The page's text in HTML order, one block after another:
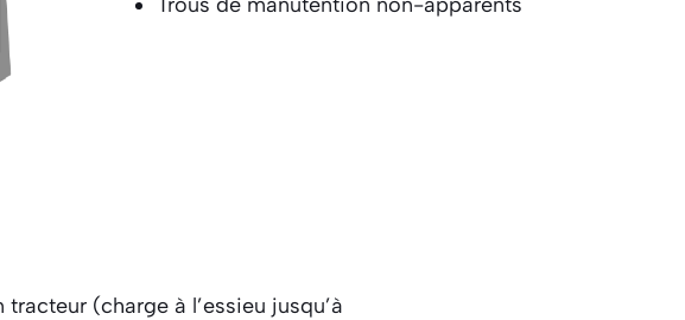
(charge à l’essieu jusqu’à